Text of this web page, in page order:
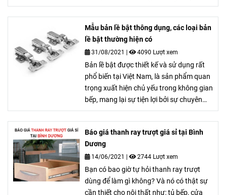
biệt là việc mua các loại bản lề - một phụ
kiện không thể thiếu để liên kết các vật
dụng nội thất trong gia đình của bạn một
cách hoàn hảo. Hiểu được những nhu
cầu ngày càng cấp thiết này, DTC sẽ giới
thiệu và cung cấp báo giá bản lề Bình
Dương - một địa chỉ cực kỳ uy tín trong
lĩnh vực bản lề tại Bình Dương này nhé!
Mẫu bản lề bật thông dụng, các loại bản
lề bật thường hiện có
31/08/2021 | 4090 Lượt xem
Bản lề bật được thiết kế và sử dụng rất
phổ biến tại Việt Nam, là sản phẩm quan
trọng xuất hiện chủ yếu trong không gian
bếp, mang lại sự tiện lợi bởi sự chuyên
dụng và tiện ích đến từ tính năng của
chúng
Báo giá thanh ray trượt giá sỉ tại Bình
Dương
14/06/2021 | 2744 Lượt xem
Bạn có bao giờ tự hỏi thanh ray trượt
dùng để làm gì không? Và nó có thật sự
cần thiết cho nội thất như: tủ bếp, cửa